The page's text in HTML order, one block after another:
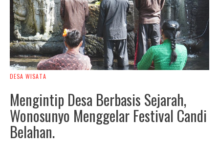
DESA WISATA
Mengintip Desa Berbasis Sejarah,
Wonosunyo Menggelar Festival Candi
Belahan.